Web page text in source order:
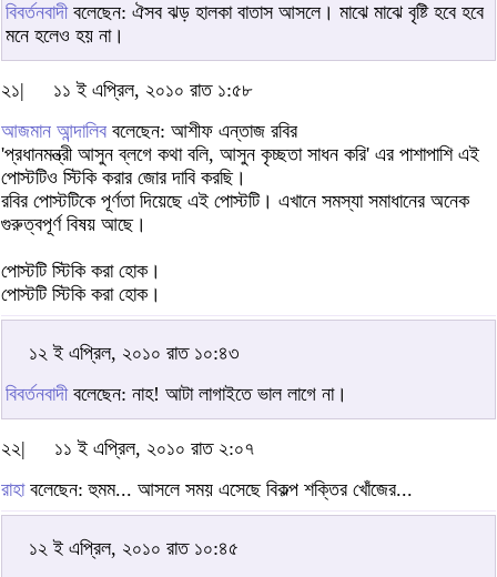
বিবর্তনবাদীবলেছেন: ঐসব ঝড় হালকা বাতাস আসলে। মাঝে মাঝে বৃষ্টি হবে হবে
মনে হলেও হয় না।
২১|
১১ ই এপ্রিল, ২০১০ রাত ১:৫৮
আজমান আন্দালিব বলেছেন: আশীফ এন্তাজ রবির
'প্রধানমন্ত্রী আসুন ব্লগে কথা বলি, আসুন কৃচ্ছতা সাধন করি' এর পাশাপাশি এই
পোস্টটিও স্টিকি করার জোর দাবি করছি।
রবির পোস্টটিকে পূর্ণতা দিয়েছে এই পোস্টটি। এখানে সমস্যা সমাধানের অনেক
গুরুত্বপূর্ণ বিষয় আছে।
পোস্টটি স্টিকি করা হোক।
পোস্টটি স্টিকি করা হোক।
১২ ই এপ্রিল, ২০১০ রাত ১০:৪৩
বিবর্তনবাদীবলেছেন: নাহ! আটা লাগাইতে ভাল লাগে না।
২২|
১১ ই এপ্রিল, ২০১০ রাত ২:০৭
রাহাবলেছেন: হুমম... আসলে সময় এসেছে বিকল্প শক্তির খোঁজের...
১২ ই এপ্রিল, ২০১০ রাত ১০:৪৫